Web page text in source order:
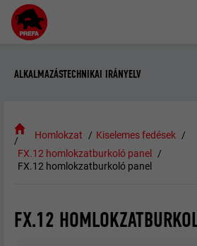
ALKALMAZÁSTECHNIKAI IRÁNYELV
Homlokzat
Kiselemes fedések
FX.12 homlokzatburkoló panel
FX.12 homlokzatburkoló panel
FX.12